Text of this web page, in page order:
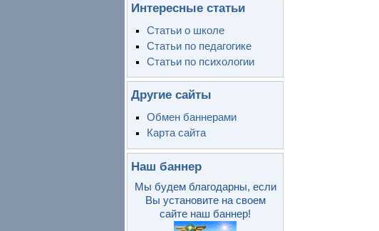
Интересные статьи
Статьи о школе
Статьи по педагогике
Статьи по психологии
Другие сайты
Обмен баннерами
Карта сайта
Наш баннер
Мы будем благодарны, если
Вы установите на своем
сайте наш баннер!